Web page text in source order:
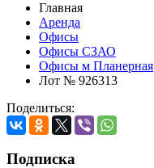
Главная
Аренда
Офисы
Офисы СЗАО
Офисы м Планерная
Лот № 926313
Поделиться:
Подписка